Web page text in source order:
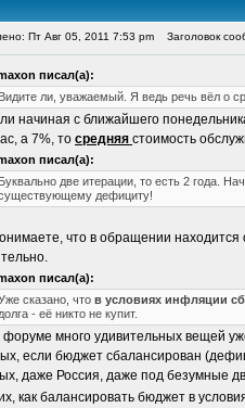
Пт Авг 05, 2011 7:53 pm Заголовок
писал(а):
Видите ли, уважаемый. Я ведь речь вёл о
начиная с ближайшего
а 7%, то средняя стоимость
писал(а):
Буквально две итерации, то есть 2 года.
дефициту!
что в обращении находится
писал(а):
сказано, что в условиях инфляции
долга - её никто не купит.
форуме много удивительных вещей
если бюджет сбалансирован
даже Россия, даже под безумные
как балансировать бюджет в